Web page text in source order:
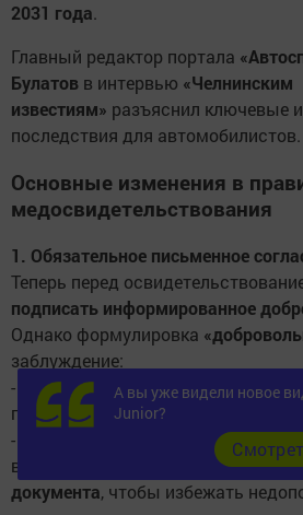
2031 года.
Главный редактор портала
Булатов в интервью «Челнинским
известиям» разъяснил ключевые
последствия для автомобилистов.
Основные изменения в
медосвидетельствования
1. Обязательное письменное
Теперь перед
подписать информированное
Однако формулировка
заблуждение:
-
Отказ от процедуры по-
прав на 1,5–2 года
- Эксперт
водителям последствия отказадо
документа, чтобы избежать
А вы уже видели новое
Junior?